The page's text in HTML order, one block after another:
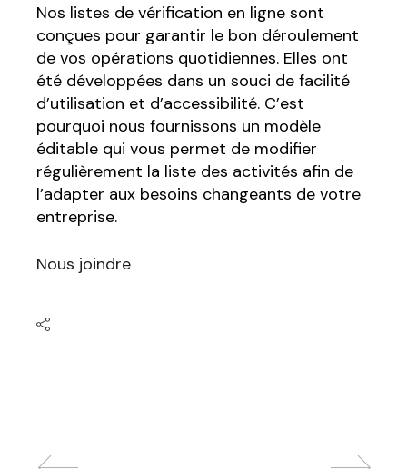
Nos listes de vérification en ligne sont
conçues pour garantir le bon déroulement
de vos opérations quotidiennes. Elles ont
été développées dans un souci de facilité
d’utilisation et d’accessibilité. C’est
pourquoi nous fournissons un modèle
éditable qui vous permet de modifier
régulièrement la liste des activités afin de
l’adapter aux besoins changeants de votre
entreprise.
Nous joindre